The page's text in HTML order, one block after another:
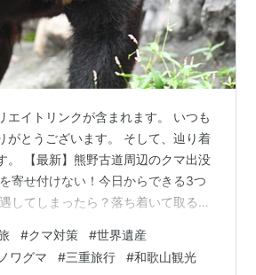
エイトリンクが含まれます。 いつも
がとうございます。 そして、辿り着
。 【最新】熊野古道周辺のクマ出没
寄せ付けない！今日からできる3つ
してしまったら？落ち着いて取るべ
者が気をつけたいエサ問題 正しい知
自然を安全に楽しもう 【最新】熊野
#クマ対策 #世界遺産
ワグマ #三重旅行 #和歌山観光